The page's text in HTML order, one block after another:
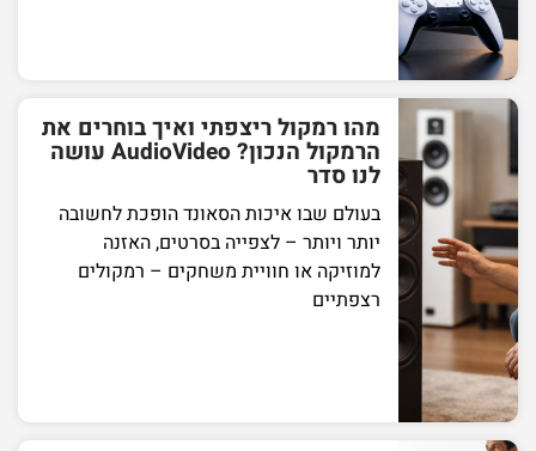
מהו רמקול ריצפתי ואיך בוחרים את
הרמקול הנכון? AudioVideo עושה
לנו סדר
בעולם שבו איכות הסאונד הופכת לחשובה
יותר ויותר – לצפייה בסרטים, האזנה
למוזיקה או חוויית משחקים – רמקולים
רצפתיים